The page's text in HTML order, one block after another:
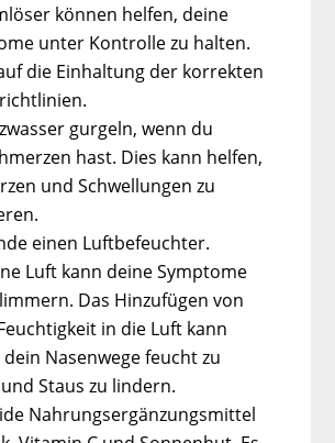
können helfen, deine
unter Kontrolle zu halten.
die Einhaltung der korrekten
gurgeln, wenn du
hast. Dies kann helfen,
und Schwellungen zu
einen Luftbefeuchter.
Luft kann deine Symptome
Das Hinzufügen von
in die Luft kann
Nasenwege feucht zu
Staus zu lindern.
Nahrungsergänzungsmittel